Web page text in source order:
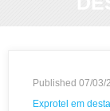
Published 07/03/
Exprotel em